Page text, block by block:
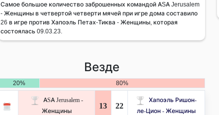
Самое большое количество заброшенных командой ASA Jerusalem
- Женщины в четвертой четверти мячей при игре дома составило
26 в игре против Хапоэль Петах-Тиква - Женщины, которая
состоялась 09.03.23.
Везде
20% 80%
ASA Jerusalem -
Женщины
13 22
Хапоэль Ришон-
ле-Цион - Женщины